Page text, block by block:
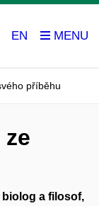
EN
příběhu
biolog a filosof,